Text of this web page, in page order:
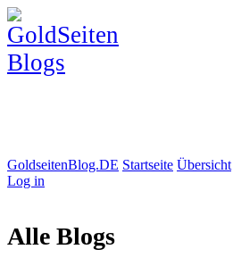
GoldseitenBlog.DE Startseite Übersicht
Log in
Alle Blogs